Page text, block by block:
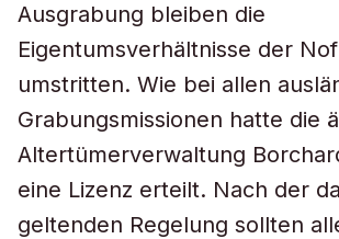
Ausgrabung bleiben die
Eigentumsverhältnisse der
umstritten. Wie bei allen
Grabungsmissionen hatte die
Altertümerverwaltung
eine Lizenz erteilt. Nach der
geltenden Regelung sollten